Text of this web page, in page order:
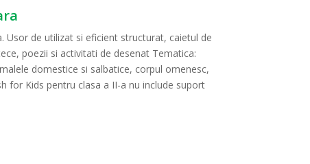
Usor de utilizat si eficient structurat, caietul de
poezii si activitati de desenat Tematica:
domestice si salbatice, corpul omenesc,
for Kids pentru clasa a II-a nu include suport